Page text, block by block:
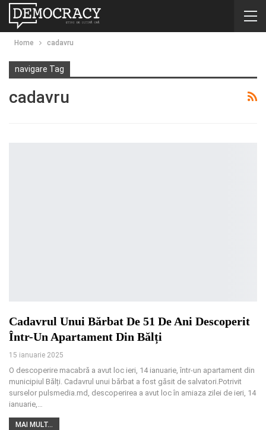
Home cadavru
navigare Tag
cadavru
Cadavrul Unui Bărbat De 51 De Ani Descoperit
Într-Un Apartament Din Bălți
15 ianuarie 2025
O descoperire macabră a avut loc ieri, 14 ianuarie, într-un apartament din
municipiul Bălți. Cadavrul unui bărbat a fost găsit de salvatori.Potrivit
surselor pulsmedia.md, descoperirea a avut loc în amiaza zilei de ieri, 14
ianuarie,…
MAI MULT...